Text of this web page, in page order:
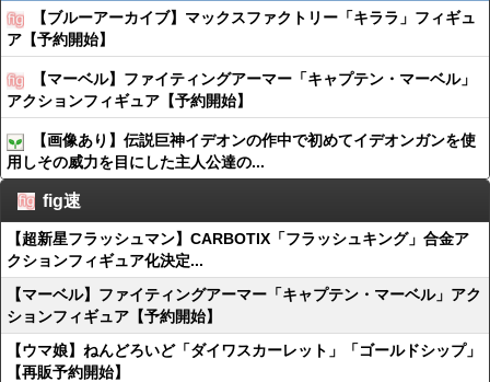
【ブルーアーカイブ】マックスファクトリー「キララ」フィギュ
ア【予約開始】
【マーベル】ファイティングアーマー「キャプテン・マーベル」
アクションフィギュア【予約開始】
【画像あり】伝説巨神イデオンの作中で初めてイデオンガンを使
用しその威力を目にした主人公達の...
fig速
【超新星フラッシュマン】CARBOTIX「フラッシュキング」合金ア
クションフィギュア化決定...
【マーベル】ファイティングアーマー「キャプテン・マーベル」アク
ションフィギュア【予約開始】
【ウマ娘】ねんどろいど「ダイワスカーレット」「ゴールドシップ」
【再販予約開始】